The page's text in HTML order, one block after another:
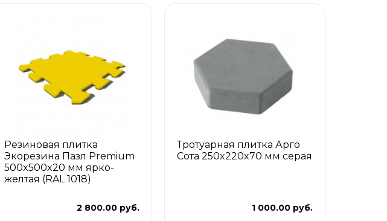
Резиновая плитка
Экорезина Пазл Premium
500x500x20 мм ярко-
желтая (RAL 1018)
2 800.00 руб.
Тротуарная плитка Арго
Сота 250x220x70 мм серая
1 000.00 руб.